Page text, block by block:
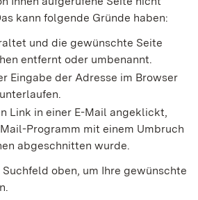
kann folgende Gründe haben:
und die gewünschte Seite
entfernt oder umbenannt.
Eingabe der Adresse im Browser
Link in einer E-Mail angeklickt,
Programm mit einem Umbruch
abgeschnitten wurde.
oben, um Ihre gewünschte